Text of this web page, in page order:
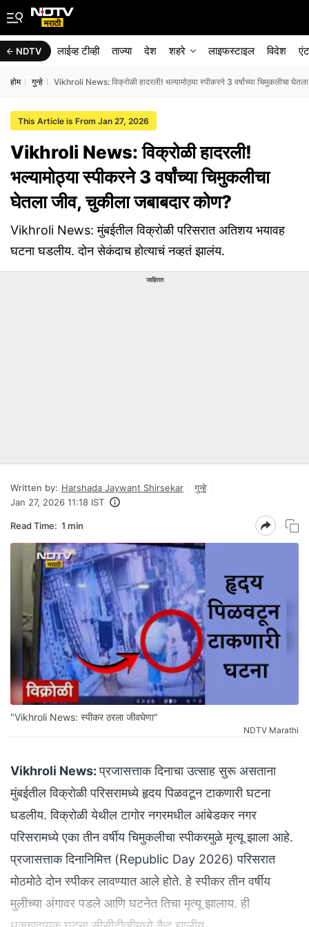
NDTV लाईव्ह टीव्ही ताज्या देश शहरे लाइफस्टाइल विदेश
होम गुन्हे Vikhroli News: विक्रोळी हादरली! भल्यामोठ्या स्पीकरने 3 वर्षांच्या चिमुकलीचा
This Article is From Jan 27, 2026
Vikhroli News: विक्रोळी हादरली!
भल्यामोठ्या स्पीकरने 3 वर्षांच्या चिमुकलीचा
घेतला जीव, चुकीला जबाबदार कोण?
Vikhroli News: मुंबईतील विक्रोळी परिसरात अतिशय भयावह
घटना घडलीय. दोन सेकंदाच होत्याचं नव्हतं झालंय.
जाहिरात
Written by: Harshada Jaywant Shirsekar
गुन्हे
Jan 27, 2026 11:18 IST
Read Time: 1 min
"Vikhroli News: स्पीकर ठरला जीवघेणा"
NDTV Marathi
Vikhroli News:प्रजासत्ताक दिनाचा उत्साह सुरू असताना
मुंबईतील विक्रोळी परिसरामध्ये हृदय पिळवटून टाकणारी घटना
घडलीय. विक्रोळी येथील टागोर नगरमधील आंबेडकर नगर
परिसरामध्ये एका तीन वर्षीय चिमुकलीचा स्पीकरमुळे मृत्यू झाला आहे.
प्रजासत्ताक दिनानिमित्त (Republic Day 2026) परिसरात
मोठमोठे दोन स्पीकर लावण्यात आले होते. हे स्पीकर तीन वर्षीय
मुलीच्या अंगावर पडले आणि घटनेत तिचा मृत्यू झालाय. ही